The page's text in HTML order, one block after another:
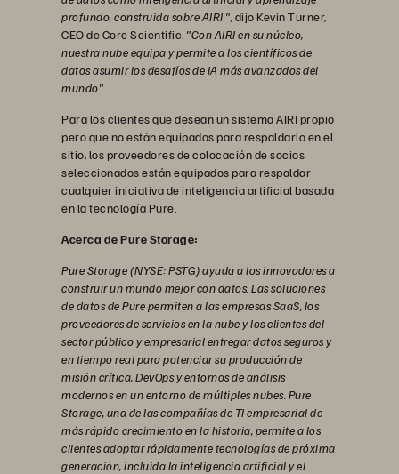
profundo, construida sobre AIRI ",dijo Kevin Turner,
CEO de Core Scientific. "Con AIRI en su núcleo,
nuestra nube equipa y permite a los científicos de
datos asumir los desafíos de IA más avanzados del
mundo".
Para los clientes que desean un sistema AIRI propio
pero que no están equipados para respaldarlo en el
sitio, los proveedores de colocación de socios
seleccionados están equipados para respaldar
cualquier iniciativa de inteligencia artificial basada
en la tecnología Pure.
Acerca de Pure Storage:
Pure Storage (NYSE: PSTG) ayuda a los innovadores a
construir un mundo mejor con datos. Las soluciones
de datos de Pure permiten a las empresas SaaS, los
proveedores de servicios en la nube y los clientes del
sector público y empresarial entregar datos seguros y
en tiempo real para potenciar su producción de
misión crítica, DevOps y entornos de análisis
modernos en un entorno de múltiples nubes. Pure
Storage, una de las compañías de TI empresarial de
más rápido crecimiento en la historia, permite a los
clientes adoptar rápidamente tecnologías de próxima
generación, incluida la inteligencia artificial y el